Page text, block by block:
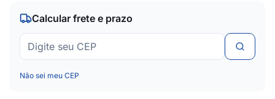
Calcular frete e prazo
Não sei meu CEP